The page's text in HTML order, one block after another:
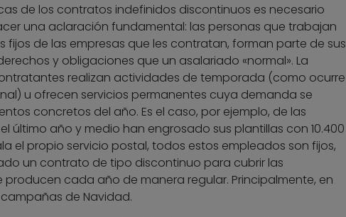
de los contratos indefinidos discontinuos es necesario
una aclaración fundamental: las personas que trabajan
fijos de las empresas que les contratan, forman parte de sus
y obligaciones que un asalariado «normal». La
realizan actividades de temporada (como ocurre
u ofrecen servicios permanentes cuya demanda se
concretos del año. Es el caso, por ejemplo, de las
último año y medio han engrosado sus plantillas con 10.400
el propio servicio postal, todos estos empleados son fijos,
un contrato de tipo discontinuo para cubrir las
cada año de manera regular. Principalmente, en
de Navidad.